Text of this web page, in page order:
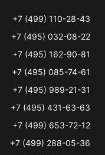
+7 (499) 110-28-43
+7 (495) 032-08-22
+7 (495) 162-90-81
+7 (495) 085-74-61
+7 (495) 989-21-31
+7 (495) 431-63-63
+7 (499) 653-72-12
+7 (499) 288-05-36